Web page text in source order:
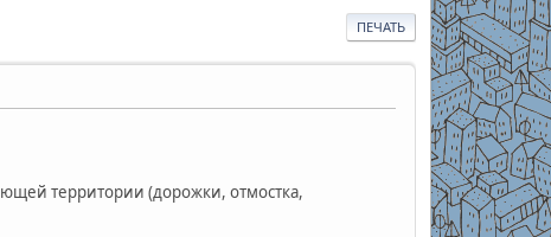
ПЕЧАТЬ
территории (дорожки, отмостка,